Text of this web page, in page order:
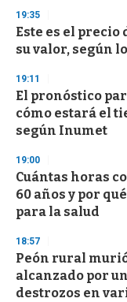
n
d
19:35
Este es el precio
su valor, según
19:11
El pronóstico
cómo estará el
según Inumet
19:00
Cuántas horas
60 años y por
para la salud
18:57
Peón rural
alcanzado por
destrozos en